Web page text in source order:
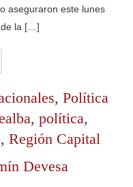
aseguraron este lunes
de la […]
, Política
, política,
, Región Capital
Devesa